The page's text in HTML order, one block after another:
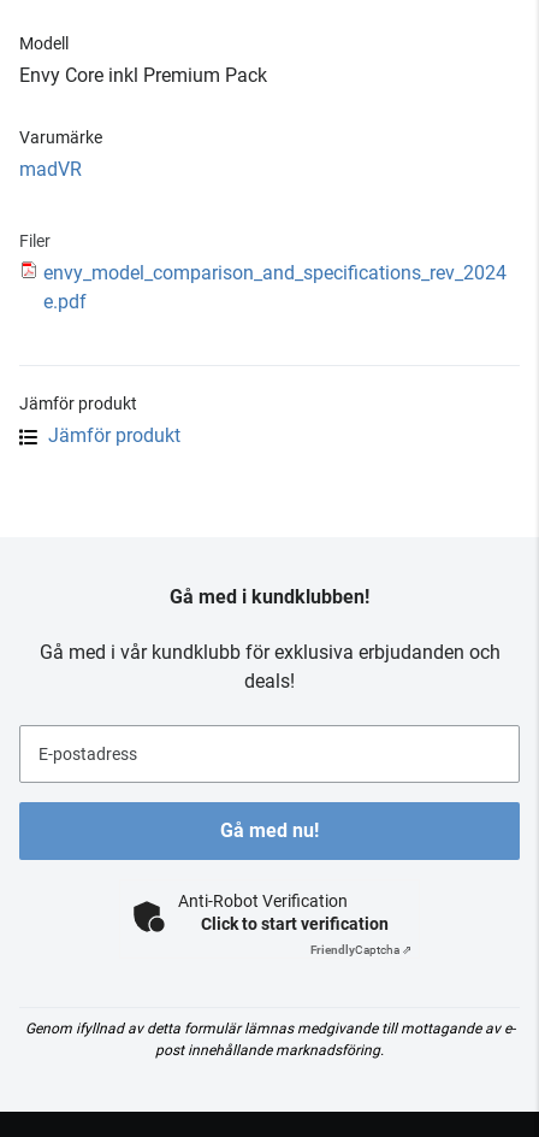
Modell
Envy Core inkl Premium Pack
Varumärke
madVR
Filer
envy_model_comparison_and_specifications_rev_2024
e.pdf
Jämför produkt
Jämför produkt
Gå med i kundklubben!
Gå med i vår kundklubb för exklusiva erbjudanden och
deals!
E-postadress
Gå med nu!
Anti-Robot Verification
Click to start verification
FriendlyCaptcha ⇗
Genom ifyllnad av detta formulär lämnas medgivande till mottagande av e-
post innehållande marknadsföring.